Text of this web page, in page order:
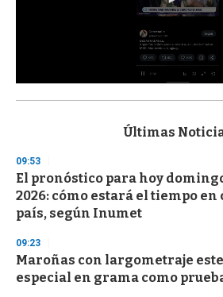
s
d
s
o
f
3
s
e
c
o
Últimas
09:53
El pronóstico para hoy
2026: cómo estará el tiempo en
país, según Inumet
09:23
Maroñas con largometraje
especial en grama como